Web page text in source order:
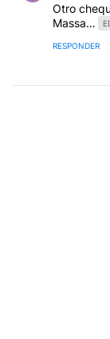
Otro
Massa…
RESPONDER